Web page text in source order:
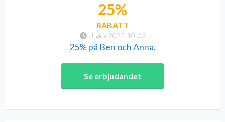
Utgick 2022-10-03
25%
RABATT
25% på Ben och Anna.
Se erbjudandet